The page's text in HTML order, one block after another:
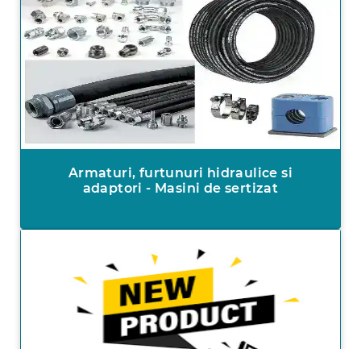
Armaturi, furtunuri hidraulice si
adaptori - Masini de sertizat